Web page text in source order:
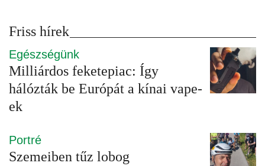
Friss hírek
Egészségünk
Milliárdos feketepiac: Így
hálózták be Európát a kínai vape-
ek
Portré
Szemeiben tűz lobog